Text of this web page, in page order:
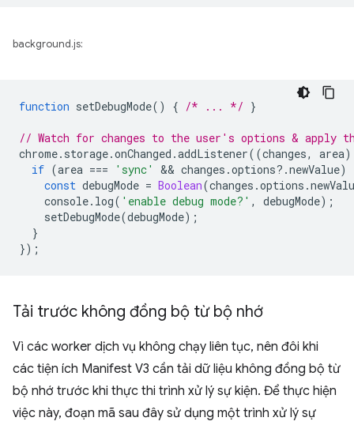
background.js:
function setDebugMode() { /* ... */ }
// Watch for changes to the user's options & apply
chrome. storage.onChanged .addListener((changes, area)
if (area === 'sync' && changes .options? .newValue)
const debugMode = Boolean(changes .options .
console. log( 'enable debug mode?' , debugMode);
setDebugMode(debugMode);
}
});
Tải trước không đồng bộ từ bộ nhớ
Vì các worker dịch vụ không chạy liên tục, nên đôi khi
các tiện ích Manifest V3 cần tải dữ liệu không đồng bộ từ
bộ nhớ trước khi thực thi trình xử lý sự kiện. Để thực hiện
việc này, đoạn mã sau đây sử dụng một trình xử lý sự